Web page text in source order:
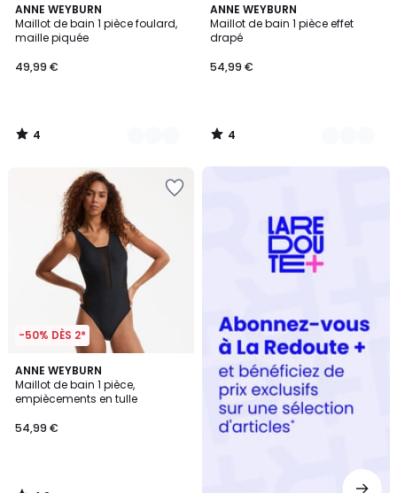
ANNE WEYBURN
Maillot de bain 1 pièce foulard,
maille piquée
49,99 €
4
/
5
2
Couleurs
4
/
ANNE WEYBURN
Maillot de bain 1 pièce effet
drapé
54,99 €
4
/
5
2
Couleurs
4
/
-50% DÈS 2*
ANNE WEYBURN
Maillot de bain 1 pièce,
empiècements en tulle
54,99 €
4,2
/ 5